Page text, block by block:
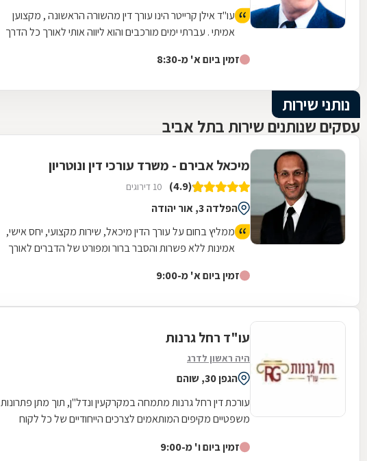
עו"ד אילן קרייטר הינו עורך דין מהשורה הראשונה , מקצוען
אמיתי . עברתי ימים מורכבים והוא ליווה אותי לאורך כל הדרך
תמיד גם בשעות לא שיגרתיות ואפילו בשבת . כל עצה שלו
זמין ביום א' מ-8:30
נותני שירות
עסקים שנותנים שירות בתל אביב
מיכאל אבירם - משרד עורכי דין ונוטריון
(4.9) 10 דירוגים
הפלדה 3, אור יהודה
ממליץ בחום על עורך הדין מיכאל, שירות מקצועי, יחס אישי,
אמינות ללא פשרות והסבר ברור ומפורט של הדברים לאורך
זמין ביום א' מ-9:00
עו"ד רחל גרנות
היה ראשון לדרג
הגפן 30, שוהם
עורכת דין רחל גרנות מתמחה במקרקעין ונדל"ן, תוך מתן פתרונות
משפטיים מקיפים המותאמים לצרכים הייחודיים של כל לקוח
זמין ביום ו' מ-9:00